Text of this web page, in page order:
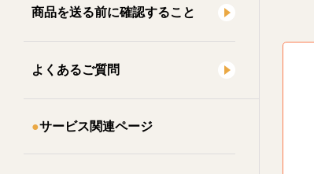
商品を送る前に確認すること
よくあるご質問
サービス関連ページ